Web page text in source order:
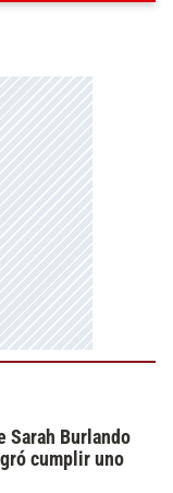
Sarah Burlando
cumplir uno